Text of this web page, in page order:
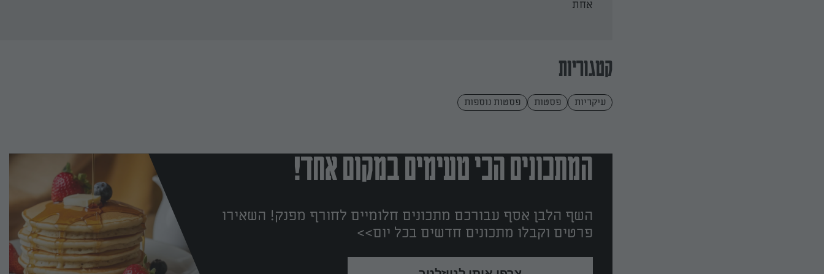
אחת
קטגוריות
עיקריות פסטות פסטות נוספות
המתכונים הכי טעימים במקום אחד!
השף הלבן אסף עבורכם מתכונים חלומיים לחורף מפנק! השאירו
פרטים וקבלו מתכונים חדשים בכל יום>>